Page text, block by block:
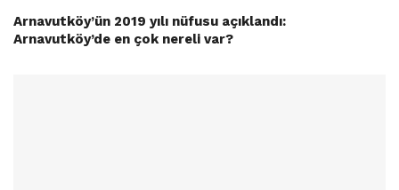
Arnavutköy’ün 2019 yılı nüfusu açıklandı:
Arnavutköy’de en çok nereli var?